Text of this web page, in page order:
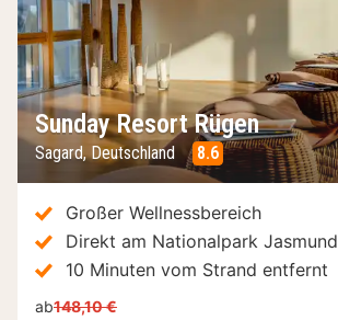
Sunday Resort Rügen
Sagard, Deutschland 8.6
Großer Wellnessbereich
Direkt am Nationalpark Jasmund
10 Minuten vom Strand entfernt
ab148,10 €